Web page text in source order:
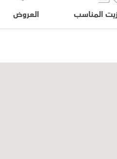
العروض المناسب